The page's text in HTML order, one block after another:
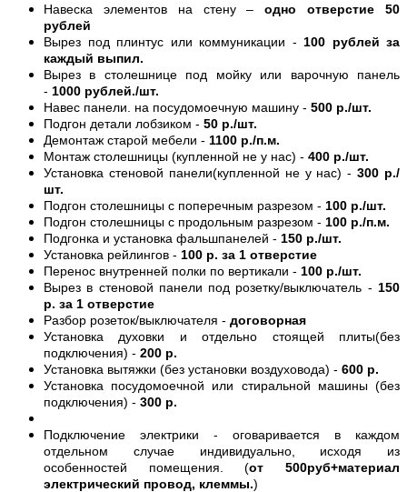
Навеска элементов на стену –одно отверстие 50
рублей
Вырез под плинтус или коммуникации - 100 рублей за
каждый выпил.
Вырез в столешнице под мойку или варочную панель
- 1000 рублей./шт.
Навес панели. на посудомоечную машину - 500 р./шт.
Подгон детали лобзиком - 50 р./шт.
Демонтаж старой мебели - 1100 р./п.м.
Монтаж столешницы (купленной не у нас) - 400 р./шт.
Установка стеновой панели(купленной не у нас) -300 р./
шт.
Подгон столешницы с поперечным разрезом - 100 р./шт.
Подгон столешницы с продольным разрезом - 100 р./п.м.
Подгонка и установка фальшпанелей - 150 р./шт.
Установка рейлингов - 100 р. за 1 отверстие
Перенос внутренней полки по вертикали - 100 р./шт.
Вырез в стеновой панели под розетку/выключатель - 150
р. за 1 отверстие
Разбор розеток/выключателя - договорная
Установка духовки и отдельно стоящей плиты(без
подключения) - 200 р.
Установка вытяжки (без установки воздуховода) - 600 р.
Установка посудомоечной или стиральной машины (без
подключения) - 300 р.
Подключение электрики - оговаривается в каждом
отдельном случае индивидуально, исходя из
особенностей помещения. (от 500руб+материал
электрический провод, клеммы.)